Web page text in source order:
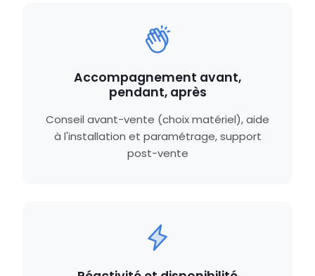
Accompagnement avant,
pendant, après
Conseil avant-vente (choix matériel), aide
à l'installation et paramétrage, support
post-vente